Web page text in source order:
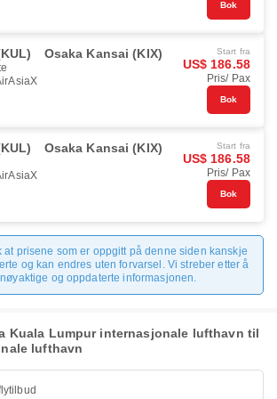
Bok
Osaka Kansai (KIX) Start fra
US$ 186.58
Pris/ Pax
Bok
Osaka Kansai (KIX) Start fra
US$ 186.58
Pris/ Pax
Bok
at prisene som er oppgitt på denne siden kanskje
og kan endres uten forvarsel. Vi streber etter å
og oppdaterte informasjonen.
Kuala Lumpur internasjonale lufthavn til
lufthavn